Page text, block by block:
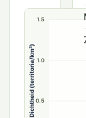
0.5
1.0
1.5
Dichtheid (territoria/km²)